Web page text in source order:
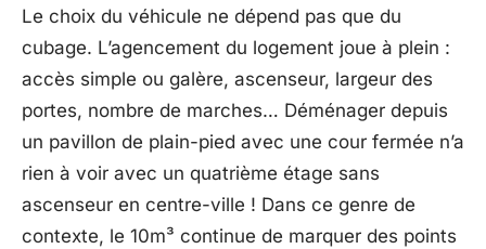
Le choix du véhicule ne dépend pas que du
cubage. L’agencement du logement joue à plein :
accès simple ou galère, ascenseur, largeur des
portes, nombre de marches… Déménager depuis
un pavillon de plain-pied avec une cour fermée n’a
rien à voir avec un quatrième étage sans
ascenseur en centre-ville ! Dans ce genre de
contexte, le 10m³ continue de marquer des points